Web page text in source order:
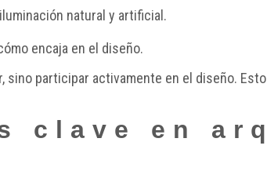
natural y artificial.
encaja en el diseño.
sino participar activamente en el diseño.
clave en